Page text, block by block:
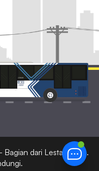
dari Lestari Corp.